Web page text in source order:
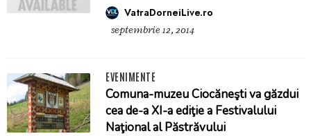
VatraDorneiLive.ro
septembrie 12, 2014
EVENIMENTE
Comuna-muzeu Ciocăneşti va găzdui
cea de-a XI-a ediţie a Festivalului
Naţional al Păstrăvului